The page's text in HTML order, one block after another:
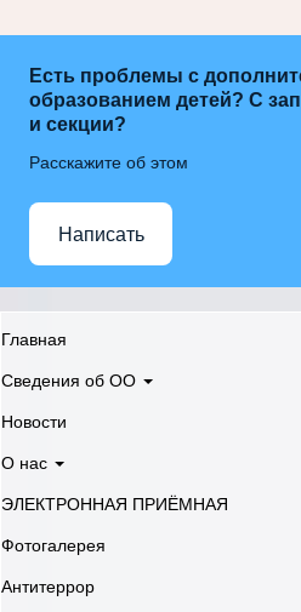
Есть проблемы с
образованием детей? С
и секции?
Расскажите об этом
Написать
Главная
Сведения об ОО
Новости
О нас
ЭЛЕКТРОННАЯ ПРИЁМНАЯ
Фотогалерея
Антитеррор